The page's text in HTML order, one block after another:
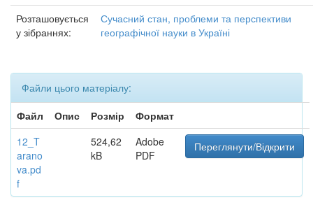
Розташовується
у зібраннях:
Сучасний стан, проблеми та перспективи
географічної науки в Україні
Файли цього матеріалу:
Файл
Опис Розмір
Формат
12_T
arano
va.pd
f
524,62
kB
Adobe
PDF
Переглянути/Відкрити